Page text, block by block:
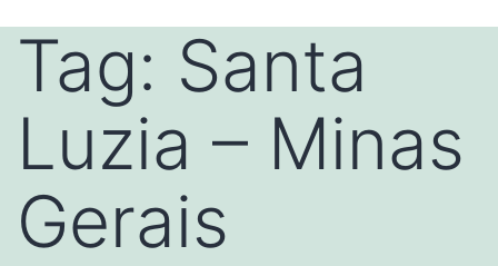
Tag: Santa
Luzia – Minas
Gerais